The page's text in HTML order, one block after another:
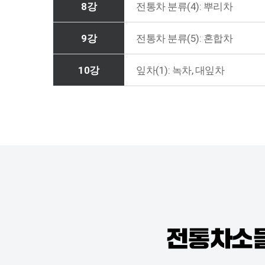
8강 전통차 분류(4): 뿌리차
9강 전통차 분류(5): 혼합차
10강 잎차(1): 녹차, 대잎차